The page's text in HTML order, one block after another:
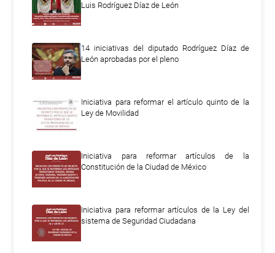
Luis Rodríguez Díaz de León
14 iniciativas del diputado Rodríguez Díaz de
León aprobadas por el pleno
Iniciativa para reformar el artículo quinto de la
Ley de Movilidad
Iniciativa para reformar artículos de la
Constitución de la Ciudad de México
Iniciativa para reformar artículos de la Ley del
sistema de Seguridad Ciudadana